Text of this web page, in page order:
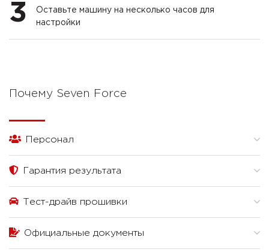
3
Оставьте машину на несколько часов для
настройки
Почему Seven Force
Персонал
Гарантия результата
Тест-драйв прошивки
Официальные документы